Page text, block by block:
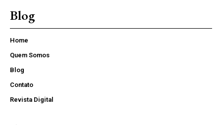
Blog
Home
Quem Somos
Blog
Contato
Revista Digital